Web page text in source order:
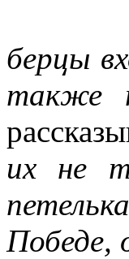
берцы
также
их не
Победе,